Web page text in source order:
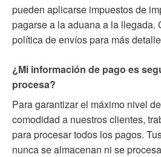
pueden aplicarse impuestos de
pagarse a la aduana a la llegada.
política de envíos para más
¿Mi información de pago es
procesa?
Para garantizar el máximo nivel
comodidad a nuestros clientes,
para procesar todos los pagos.
nunca se almacenan ni se